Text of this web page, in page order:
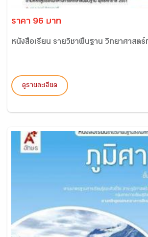
ราคา 96 บาท
หนังสือเรียน รายวิชาพื้นฐาน วิทยาศาสตร์
ดูรายละเอียด